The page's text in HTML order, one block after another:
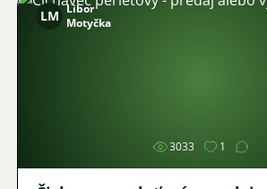
LM Libor
Motyčka
3033 1